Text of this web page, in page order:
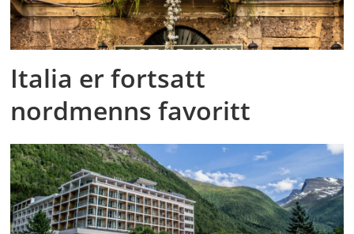
Italia er fortsatt
nordmenns favoritt